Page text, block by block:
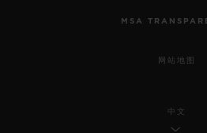
MSA
网站地图
中文